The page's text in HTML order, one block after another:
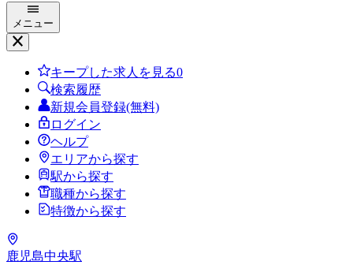
メニュー
キープした求人を見る0
検索履歴
新規会員登録(無料)
ログイン
ヘルプ
エリアから探す
駅から探す
職種から探す
特徴から探す
鹿児島中央駅